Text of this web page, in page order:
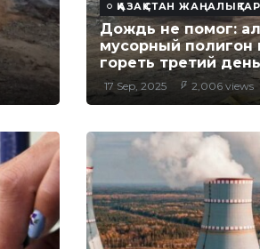
ҚАЗАҚСТАН
Дождь не помог:
мусорный полигон
гореть третий день
17 Sep, 2025 2,006 views